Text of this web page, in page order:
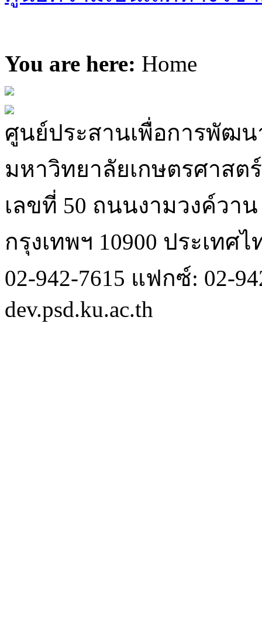
You are here: Home
ศูนย์ประสานเพื่อการพัฒน
มหาวิทยาลัยเกษตรศาสต
เลขที่ 50 ถนนงามวงค์วา
กรุงเทพฯ 10900 ประเทศไ
02-942-7615 แฟกซ์: 02-
dev.psd.ku.ac.th